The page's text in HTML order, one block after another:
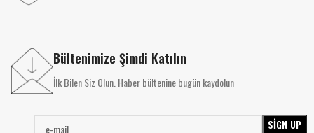
Bültenimize Şimdi Katılın
İlk Bilen Siz Olun. Haber bültenine bugün kaydolun